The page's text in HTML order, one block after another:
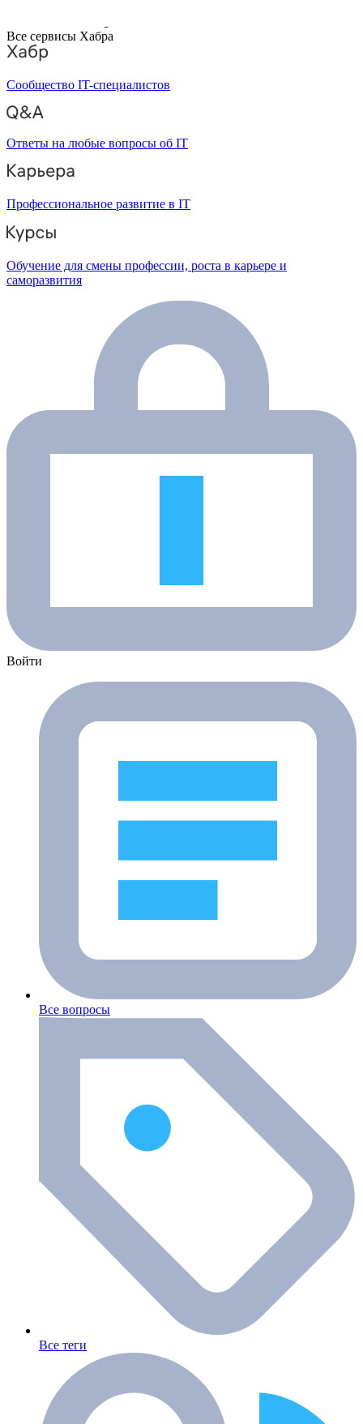
Все сервисы Хабра
Сообщество IT-специалистов
Ответы на любые вопросы об IT
Профессиональное развитие в IT
Обучение для смены профессии, роста в карьере и
саморазвития
Войти
Все вопросы
Все теги